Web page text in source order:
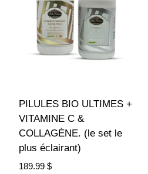
PILULES BIO ULTIMES +
VITAMINE C &
COLLAGÈNE. (le set le
plus éclairant)
189.99 $